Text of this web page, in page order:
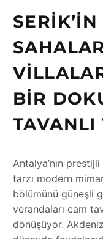
BIR
TAVANLI
Antalya’nın
tarzı modern
bölümünü güneşli
verandaları cam
dönüşüyor.